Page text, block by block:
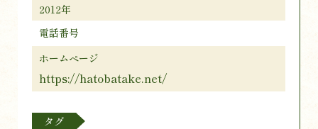
2012年
電話番号
ホームページ
https://hatobatake.net/
タグ